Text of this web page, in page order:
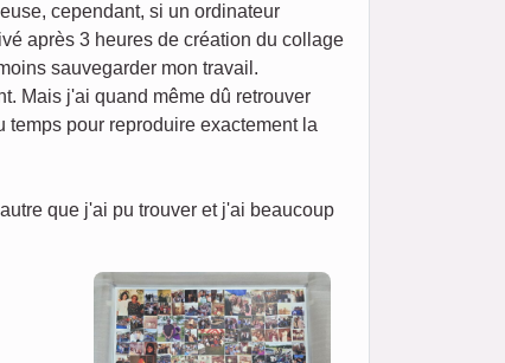
cependant, si un ordinateur
après 3 heures de création du collage
sauvegarder mon travail.
Mais j'ai quand même dû retrouver
pour reproduire exactement la
que j'ai pu trouver et j'ai beaucoup